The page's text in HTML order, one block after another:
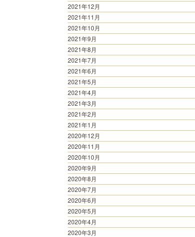
2021年12月
2021年11月
2021年10月
2021年9月
2021年8月
2021年7月
2021年6月
2021年5月
2021年4月
2021年3月
2021年2月
2021年1月
2020年12月
2020年11月
2020年10月
2020年9月
2020年8月
2020年7月
2020年6月
2020年5月
2020年4月
2020年3月